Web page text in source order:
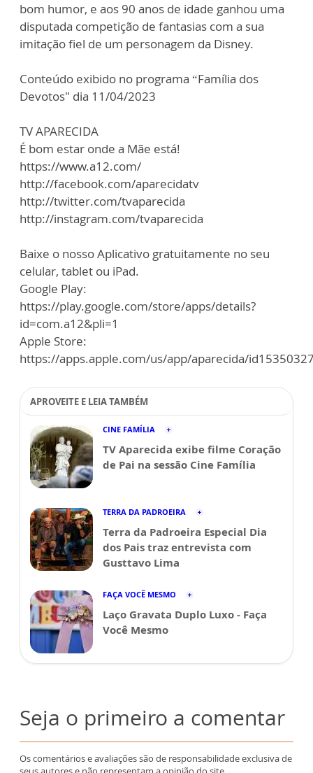
bom humor, e aos 90 anos de idade ganhou uma
disputada competição de fantasias com a sua
imitação fiel de um personagem da Disney.
Conteúdo exibido no programa “Família dos
Devotos" dia 11/04/2023
TV APARECIDA
É bom estar onde a Mãe está!
https://www.a12.com/
http://facebook.com/aparecidatv
http://twitter.com/tvaparecida
http://instagram.com/tvaparecida
Baixe o nosso Aplicativo gratuitamente no seu
celular, tablet ou iPad.
Google Play:
https://play.google.com/store/apps/details?
id=com.a12&pli=1
Apple Store:
https://apps.apple.com/us/app/aparecida/
APROVEITE E LEIA TAMBÉM
CINE FAMÍLIA
TV Aparecida exibe filme Coração
de Pai na sessão Cine Família
TERRA DA PADROEIRA
Terra da Padroeira Especial Dia
dos Pais traz entrevista com
Gusttavo Lima
FAÇA VOCÊ MESMO
Laço Gravata Duplo Luxo - Faça
Você Mesmo
Seja o primeiro a comentar
Os comentários e avaliações são de responsabilidade exclusiva de